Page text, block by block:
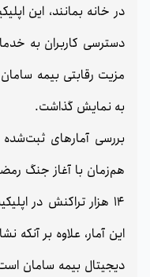
در خانه بمانند، این
دسترسی کاربران به
مزیت رقابتی بیمه
به نمایش گذاشت.
14 هزار تراکنش در
این آمار، علاوه بر آنکه
دیجیتال بیمه سامان